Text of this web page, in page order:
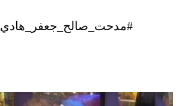
#مدحت_صالح_جعفر_هادي